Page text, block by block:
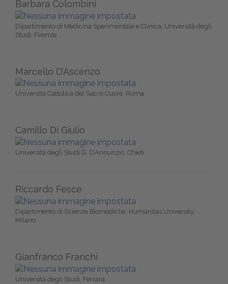
Barbara Colombini
Dipartimento di Medicina Sperimentale e Clinica, Università degli
Studi, Firenze
Marcello D’Ascenzo
Università Cattolica del Sacro Cuore, Roma
Camillo Di Giulio
Università degli Studi G. D’Annunzio, Chieti
Riccardo Fesce
Dipartimento di Scienze Biomediche, Humanitas University,
Milano
Gianfranco Franchi
Università degli Studi, Ferrara